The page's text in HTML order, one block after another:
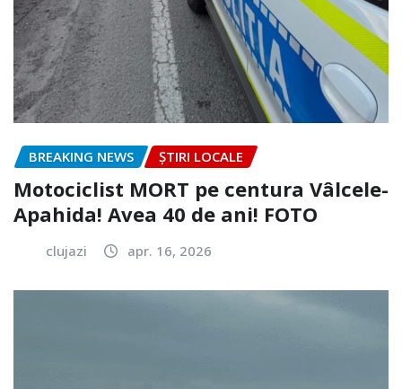
BREAKING NEWS ȘTIRI LOCALE
Motociclist MORT pe centura Vâlcele-
Apahida! Avea 40 de ani! FOTO
clujazi apr. 16, 2026